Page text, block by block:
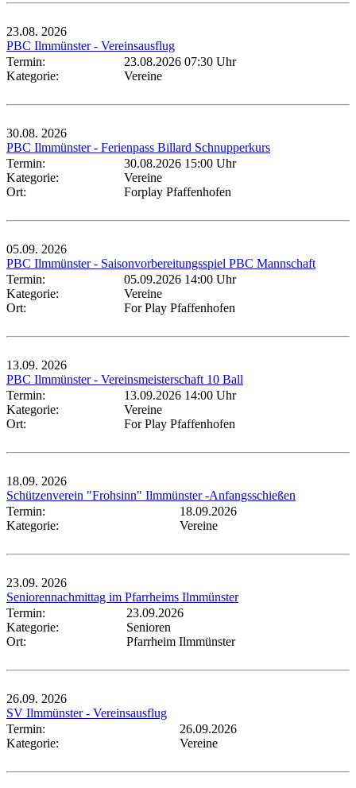
23.08. 2026
PBC Ilmmünster - Vereinsausflug
Termin:
23.08.2026 07:30 Uhr
Kategorie:
Vereine
30.08. 2026
PBC Ilmmünster - Ferienpass Billard Schnupperkurs
Termin:
30.08.2026 15:00 Uhr
Kategorie:
Vereine
Ort:
Forplay Pfaffenhofen
05.09. 2026
PBC Ilmmünster - Saisonvorbereitungsspiel PBC Mannschaft
Termin:
05.09.2026 14:00 Uhr
Kategorie:
Vereine
Ort:
For Play Pfaffenhofen
13.09. 2026
PBC Ilmmünster - Vereinsmeisterschaft 10 Ball
Termin:
13.09.2026 14:00 Uhr
Kategorie:
Vereine
Ort:
For Play Pfaffenhofen
18.09. 2026
Schützenverein "Frohsinn" Ilmmünster -Anfangsschießen
Termin:
18.09.2026
Kategorie:
Vereine
23.09. 2026
Seniorennachmittag im Pfarrheims Ilmmünster
Termin:
23.09.2026
Kategorie:
Senioren
Ort:
Pfarrheim Ilmmünster
26.09. 2026
SV Ilmmünster - Vereinsausflug
Termin:
26.09.2026
Kategorie:
Vereine